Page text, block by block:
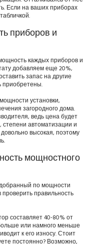
Если на ваших приборах
приборов и
каждых приборов и
добавляем еще 20%,
запас на другие
приобретены.
установки,
загородного дома.
ведь цена будет
автоматизации и
высокая, поэтому
мощностного
по мощности
правильность
составляет 40-80% от
или намного меньше
к его износу. Стоит
постоянно? Возможно,